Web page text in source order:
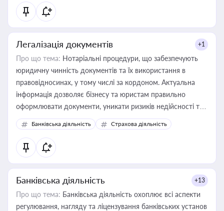
статусу суб'єктів оціночної діяльності
Легалізація документів +1
Про що тема: Нотаріальні процедури, що забезпечують
юридичну чинність документів та їх використання в
правовідносинах, у тому числі за кордоном. Актуальна
інформація дозволяє бізнесу та юристам правильно
оформлювати документи, уникати ризиків недійсності та
забезпечувати їх належне прийняття органами влади та
контрагентами
Банківська діяльність Страхова діяльність
Банківська діяльність +13
Про що тема: Банківська діяльність охоплює всі аспекти
регулювання, нагляду та ліцензування банківських установ